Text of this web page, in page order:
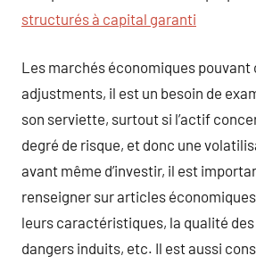
structurés à capital garanti
Les marchés économiques
adjustments, il est un besoin de
son serviette, surtout si l’actif
degré de risque, et donc une
avant même d’investir, il est
renseigner sur articles
leurs caractéristiques, la qualité
dangers induits, etc. Il est aussi